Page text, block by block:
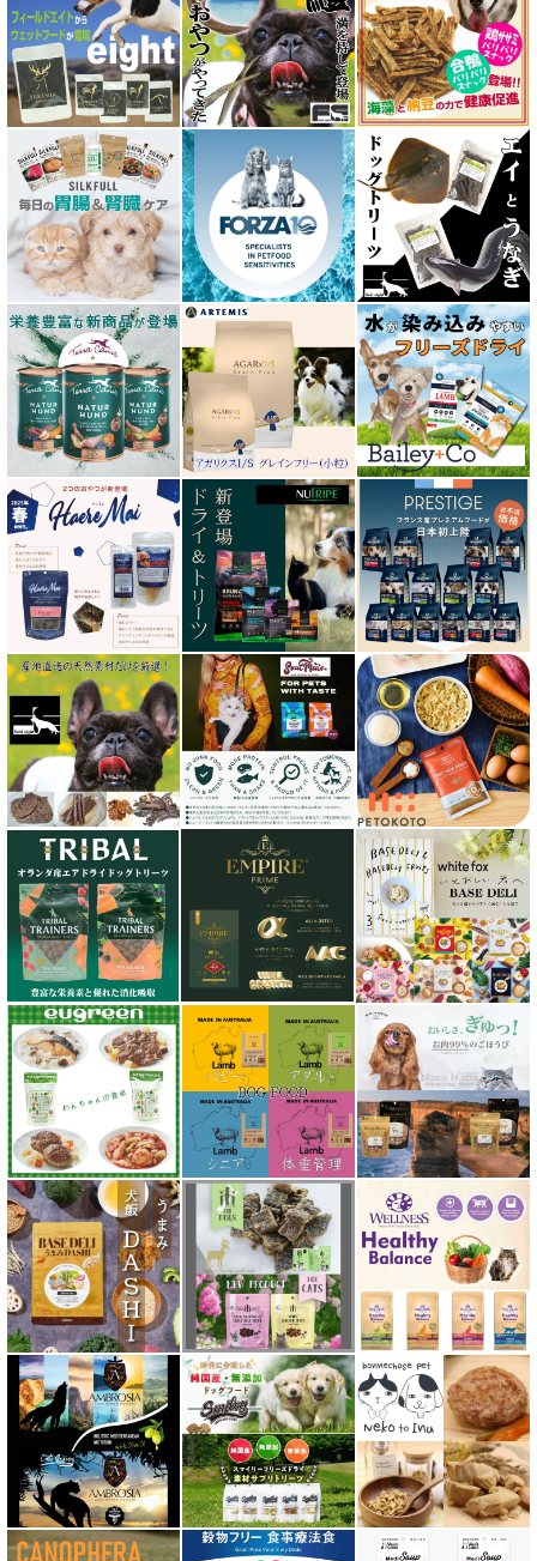
ウルフブラット WOLFSBLUT
エーワン AWAN DOG FOOD
エーにゃん Anyan 猫用おやつ
エクイリブリア EQUILIBRIA
エンパイア EMPIRE
オージー ラム プラス Aussie Lamb Plus
カントリーロード Country Roads
キアオラ kiaora
キャノフィラ
グリーンフィッシュ GreenFish
ケリーアンドコー Kelly＆Co’s
サンデーペッツ Sunday Pets
サンユー研究所
シェフ SHEF
シグネチャー７（Signature7）正規輸入品
シシア Schesir
獣医さん推奨シリーズ
シルクフル SILKFULL
ジーランディア Zealandia
スマイリー Smiley
ソウルメイト SoulMate
ソリッドゴールド Solid Gold
ディアブロ（Deer Blow）
テラカニス TerraCanis
テラフェリス TerraFelis
テラカニス ハーバルヒーローズ
トライバル TRIBAL
ナチュラルコード NATURAL CODE
ナチュラルハーベスト Natural Harvest